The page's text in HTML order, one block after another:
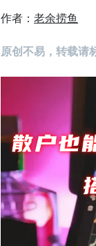
作者：老余捞鱼
原创不易，转载请